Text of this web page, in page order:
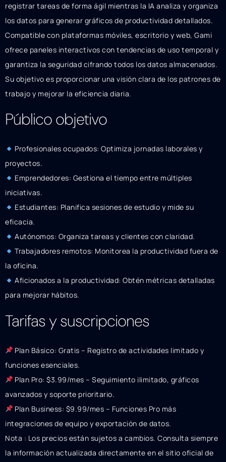
registrar tareas de forma ágil mientras la IA analiza y organiza
los datos para generar gráficos de productividad detallados.
Compatible con plataformas móviles, escritorio y web, Gami
ofrece paneles interactivos con tendencias de uso temporal y
garantiza la seguridad cifrando todos los datos almacenados.
Su objetivo es proporcionar una visión clara de los patrones de
trabajo y mejorar la eficiencia diaria.
Público objetivo
Profesionales ocupados: Optimiza jornadas laborales y
proyectos.
Emprendedores: Gestiona el tiempo entre múltiples
iniciativas.
Estudiantes: Planifica sesiones de estudio y mide su
eficacia.
Autónomos: Organiza tareas y clientes con claridad.
Trabajadores remotos: Monitorea la productividad fuera de
la oficina.
Aficionados a la productividad: Obtén métricas detalladas
para mejorar hábitos.
Tarifas y suscripciones
Plan Básico: Gratis – Registro de actividades limitado y
funciones esenciales.
Plan Pro: $3.99/mes – Seguimiento ilimitado, gráficos
avanzados y soporte prioritario.
Plan Business: $9.99/mes – Funciones Pro más
integraciones de equipo y exportación de datos.
Nota : Los precios están sujetos a cambios. Consulta siempre
la información actualizada directamente en el sitio oficial de